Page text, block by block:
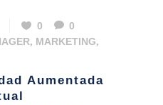
0
0
, MARKETING,
Aumentada